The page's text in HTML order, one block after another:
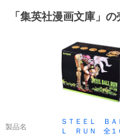
「 集英社漫画文庫 」
製品名
ＳＴＥＥＬ ＢＡ
Ｌ ＲＵＮ 全１